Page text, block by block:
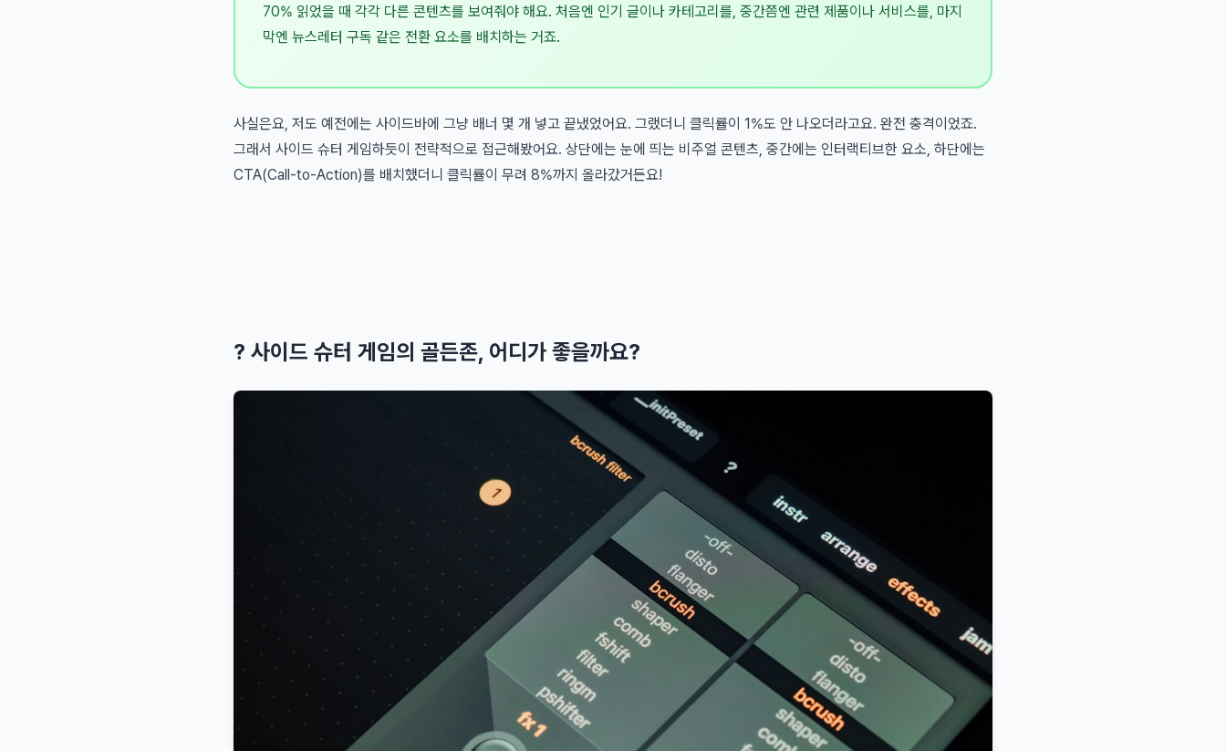
70% 읽었을 때 각각 다른 콘텐츠를 보여줘야 해요. 처음엔 인기 글이나 카테고리를, 중간쯤엔 관련 제품이나 서비스를, 마지
막엔 뉴스레터 구독 같은 전환 요소를 배치하는 거죠.
사실은요, 저도 예전에는 사이드바에 그냥 배너 몇 개 넣고 끝냈었어요. 그랬더니 클릭률이 1%도 안 나오더라고요. 완전 충격이었죠.
그래서 사이드 슈터 게임하듯이 전략적으로 접근해봤어요. 상단에는 눈에 띄는 비주얼 콘텐츠, 중간에는 인터랙티브한 요소, 하단에는
CTA(Call-to-Action)를 배치했더니 클릭률이 무려 8%까지 올라갔거든요!
? 사이드 슈터 게임의 골든존, 어디가 좋을까요?